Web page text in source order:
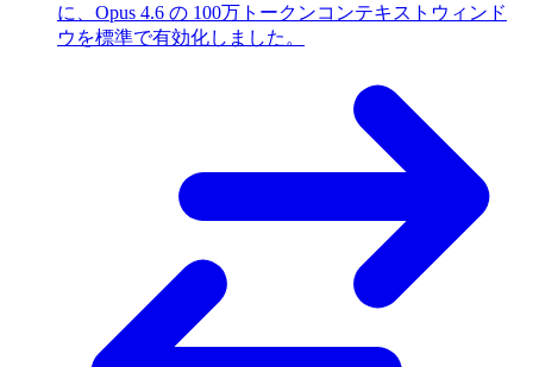
に、Opus 4.6 の 100万トークンコンテキストウィンド
ウを標準で有効化しました。